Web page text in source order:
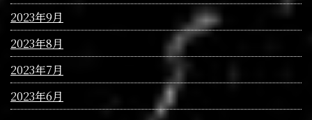
2023年9月
2023年8月
2023年7月
2023年6月